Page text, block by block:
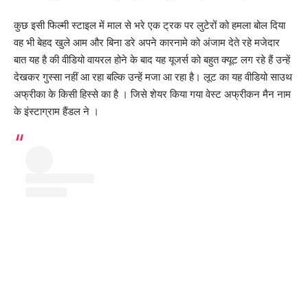
कुछ इसी फिल्मी स्टाइल में माल से भरे एक ट्रक पर लुटेरों को हमला बोल दिया
वह भी बेहद खुले आम और बिना डरे अपने कारनामे को अंजाम देते रहे मजेदार
बात यह है की वीडियो वायरल होने के बाद यह यूजर्स को बहुत क्यूट लग रहे हैं उन्हें
देखकर गुस्सा नहीं आ रहा बल्कि उन्हें मजा आ रहा है। लूट का यह वीडियो साउथ
अफ्रीका के किसी हिस्से का है । जिसे शेयर किया गया वेस्ट अफ्रीकन मैन नाम
के इंस्टाग्राम हैंडल ने ।